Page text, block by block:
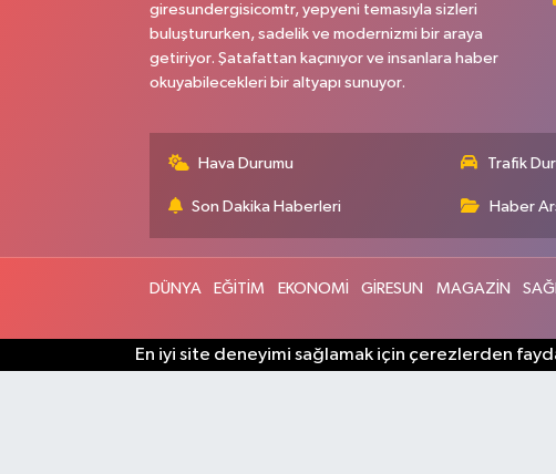
giresundergisicomtr, yepyeni temasıyla sizleri
buluştururken, sadelik ve modernizmi bir araya
getiriyor. Şatafattan kaçınıyor ve insanlara haber
okuyabilecekleri bir altyapı sunuyor.
Hava Durumu Trafik
Son Dakika Haberleri Haber
DÜNYA EĞİTİM EKONOMİ GİRESUN MAGAZİN
En iyi site deneyimi sağlamak için çerezlerden